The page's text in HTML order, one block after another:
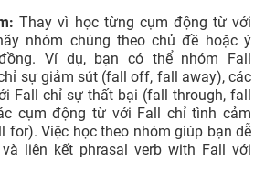
Thay vì học từng cụm động từ với
nhóm chúng theo chủ đề hoặc ý
Ví dụ, bạn có thể nhóm Fall
sự giảm sút (fall off, fall away), các
Fall chỉ sự thất bại (fall through, fall
cụm động từ với Fall chỉ tình cảm
for). Việc học theo nhóm giúp bạn dễ
liên kết phrasal verb with Fall với